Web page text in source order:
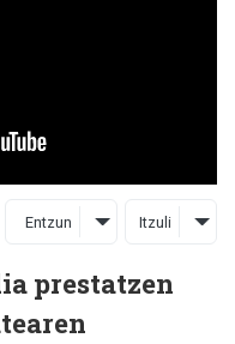
Entzun Itzuli
prestatzen